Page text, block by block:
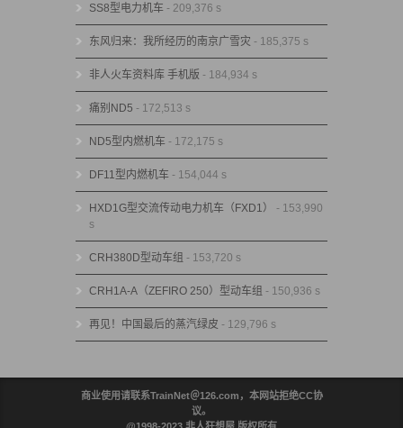
SS8型电力机车 - 209,376 s
东风归来：我所经历的南京广雪灾 - 185,375 s
非人火车资料库 手机版 - 184,934 s
痛别ND5 - 172,513 s
ND5型内燃机车 - 172,175 s
DF11型内燃机车 - 154,044 s
HXD1G型交流传动电力机车（FXD1）
- 153,990
s
CRH380D型动车组 - 153,720 s
CRH1A-A（ZEFIRO 250）型动车组 - 150,936 s
再见！中国最后的蒸汽绿皮 - 129,796 s
商业使用请联系TrainNet＠126.com，本网站拒绝CC协
议。